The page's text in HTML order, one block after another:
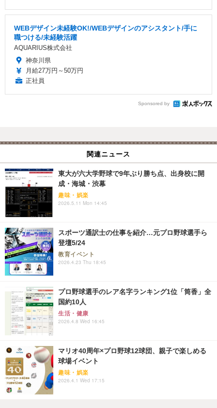
WEBデザイン未経験OK!/WEBデザインのアシスタント/手に
職つける/未経験活躍
AQUARIUS株式会社
神奈川県
月給27万円～50万円
正社員
Sponsored by
関連ニュース
東大が六大学野球で9年ぶり勝ち点、出身校に開
成・海城・渋幕
趣味・娯楽
2026.5.11 Mon 14:45
スポーツ通訳士の仕事を紹介…元プロ野球選手ら
登壇5/24
教育イベント
2026.4.23 Thu 18:45
プロ野球選手のレア名字ランキング1位「筒香」全
国約10人
生活・健康
2026.4.8 Wed 16:45
マリオ40周年×プロ野球12球団、親子で楽しめる
球場イベント
趣味・娯楽
2026.4.1 Wed 17:15